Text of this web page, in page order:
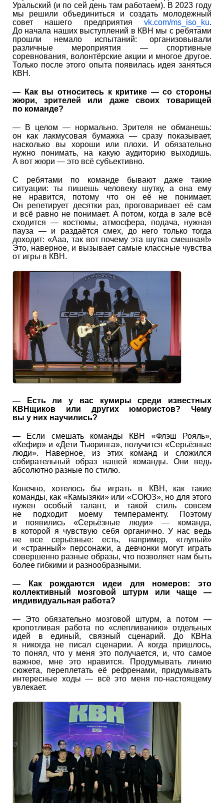
Уральский (и по сей день там работаем). В 2023 году
мы решили объединиться и создать молодежный
совет нашего предприятия vk.com/ms_iso_ku.
До начала наших выступлений в КВН мы с ребятами
прошли немало испытаний: организовывали
различные мероприятия — спортивные
соревнования, волонтёрские акции и многое другое.
Только после этого опыта появилась идея заняться
КВН.
— Как вы относитесь к критике — со стороны
жюри, зрителей или даже своих товарищей
по команде?
— В целом — нормально. Зрителя не обманешь:
он как лакмусовая бумажка — сразу показывает,
насколько вы хороши или плохи. И обязательно
нужно понимать, на какую аудиторию выходишь.
А вот жюри — это всё субъективно.
С ребятами по команде бывают даже такие
ситуации: ты пишешь человеку шутку, а она ему
не нравится, потому что он её не понимает.
Он репетирует десятки раз, проговаривает её сам
и всё равно не понимает. А потом, когда в зале всё
сходится — костюмы, атмосфера, подача, нужная
пауза — и раздаётся смех, до него только тогда
доходит: «Ааа, так вот почему эта шутка смешная!»
Это, наверное, и вызывает самые классные чувства
от игры в КВН.
— Есть ли у вас кумиры среди известных
КВНщиков или других юмористов? Чему
вы у них научились?
— Если смешать команды КВН «Флэш Рояль»,
«Кефир» и «Дети Тьюринга», получится «Серьёзные
люди». Наверное, из этих команд и сложился
собирательный образ нашей команды. Они ведь
абсолютно разные по стилю.
Конечно, хотелось бы играть в КВН, как такие
команды, как «Камызяки» или «СОЮЗ», но для этого
нужен особый талант, и такой стиль совсем
не подходит моему темпераменту. Поэтому
и появились «Серьёзные люди» — команда,
в которой я чувствую себя органично. У нас ведь
не все серьёзные: есть, например, «глупый»
и «странный» персонажи, а девчонки могут играть
совершенно разные образы, что позволяет нам быть
более гибкими и разнообразными.
— Как рождаются идеи для номеров: это
коллективный мозговой штурм или чаще —
индивидуальная работа?
— Это обязательно мозговой штурм, а потом —
кропотливая работа по «слепливанию» отдельных
идей в единый, связный сценарий. До КВНа
я никогда не писал сценарии. А когда пришлось,
то понял, что у меня это получается, и, что самое
важное, мне это нравится. Продумывать линию
сюжета, переплетать её рефренами, придумывать
интересные ходы — всё это меня по-настоящему
увлекает.